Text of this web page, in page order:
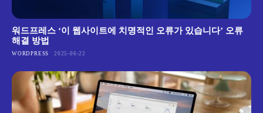
워드프레스 ‘이 웹사이트에 치명적인 오류가 있습니다’ 오류
해결 방법
WORDPRESS 2025-06-22